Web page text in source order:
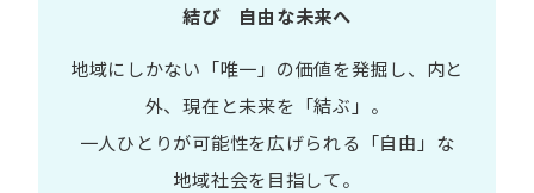
結び 自由な​未来へ
地域に​しかない​「唯一」の​価値を​発掘し、 内と​
外、​現在と​未来を​「結ぶ」。
一人​ひとりが​可能性を​広げられる 「自由」な​
地域社会を​目指して。​